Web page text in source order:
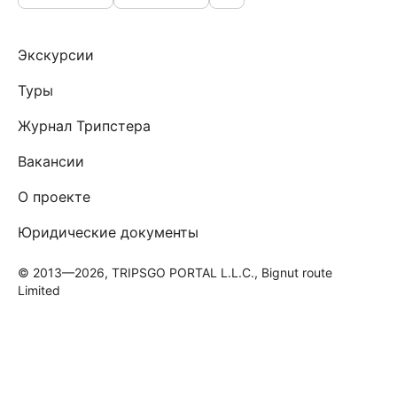
Экскурсии
Туры
Журнал Трипстера
Вакансии
О проекте
Юридические документы
© 2013—2026, TRIPSGO PORTAL L.L.C., Bignut route
Limited